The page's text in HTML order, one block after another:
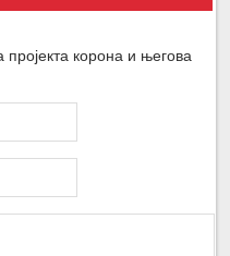
корона и његова